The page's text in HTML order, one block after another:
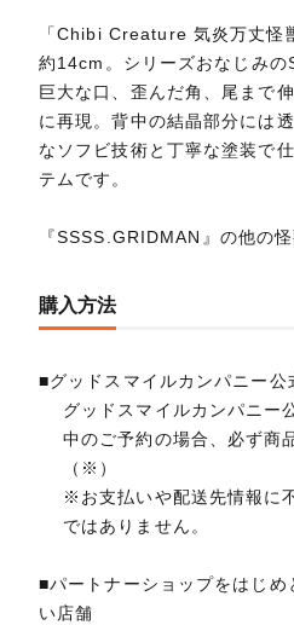
「Chibi Creature 気炎万丈怪
約14cm。シリーズおなじみの
巨大な口、歪んだ角、尾まで
に再現。背中の結晶部分には
なソフビ技術と丁寧な塗装で
テムです。
『SSSS.GRIDMAN』の他の
購入方法
■グッドスマイルカンパニー公
グッドスマイルカンパニー
中のご予約の場合、必ず商
（※）
※お支払いや配送先情報に
ではありません。
■パートナーショップをはじめ
い店舗